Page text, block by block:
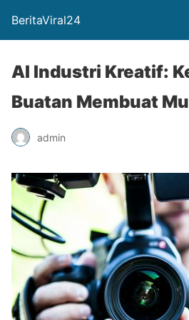
BeritaViral24
AI Industri Kreatif:
Buatan Membuat
admin